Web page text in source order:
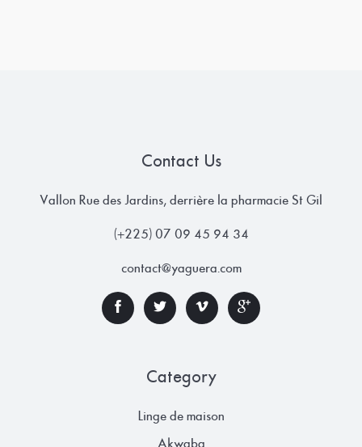
Contact Us
Vallon Rue des Jardins, derrière la pharmacie St Gil
(+225) 07 09 45 94 34
contact@yaguera.com
Category
Linge de maison
Akwaba